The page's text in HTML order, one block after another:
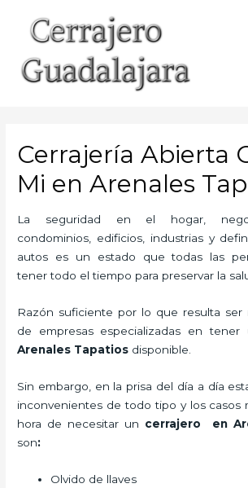
contenido
Cerrajería Abierta
Mi en Arenales
La seguridad en el hogar,
condominios, edificios, industrias y
autos es un estado que todas las
tener todo el tiempo para preservar la
Razón suficiente por lo que resulta ser
de empresas especializadas en tener
Arenales Tapatios disponible.
Sin embargo, en la prisa del día a día
inconvenientes de todo tipo y los casos
hora de necesitar un cerrajero en
son:
Olvido de llaves